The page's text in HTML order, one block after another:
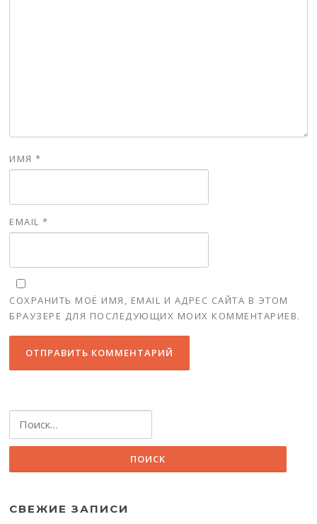
ИМЯ*
EMAIL*
СОХРАНИТЬ МОЁ ИМЯ, EMAIL И АДРЕС САЙТА В ЭТОМ
БРАУЗЕРЕ ДЛЯ ПОСЛЕДУЮЩИХ МОИХ КОММЕНТАРИЕВ.
СВЕЖИЕ ЗАПИСИ